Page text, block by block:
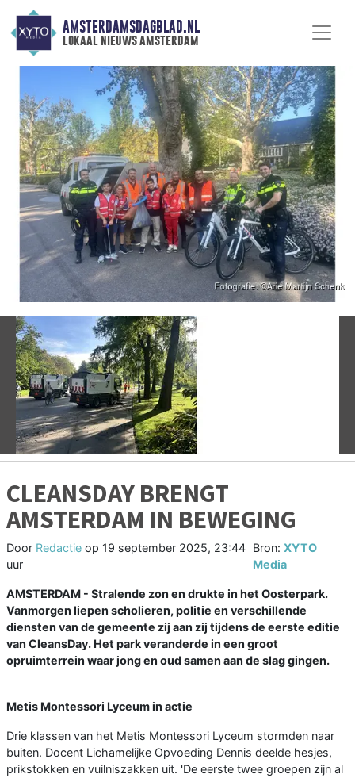
AMSTERDAMSDAGBLAD.NL
lokaal nieuws amsterdam
Vorige
CLEANSDAY BRENGT
AMSTERDAM IN BEWEGING
Door Redactie op 19 september 2025, 23:44
uur
Bron:XYTO
Media
AMSTERDAM - Stralende zon en drukte in het Oosterpark.
Vanmorgen liepen scholieren, politie en verschillende
diensten van de gemeente zij aan zij tijdens de eerste editie
van CleansDay. Het park veranderde in een groot
opruimterrein waar jong en oud samen aan de slag gingen.
Metis Montessori Lyceum in actie
Drie klassen van het Metis Montessori Lyceum stormden naar
buiten. Docent Lichamelijke Opvoeding Dennis deelde hesjes,
prikstokken en vuilniszakken uit. 'De eerste twee groepen zijn al